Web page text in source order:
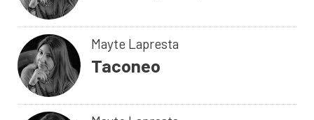
Mayte Lapresta
Taconeo